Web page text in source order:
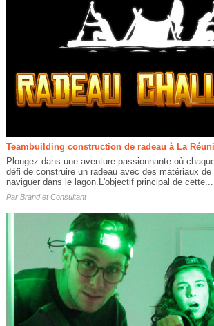
Teambuilding construction de radeau à La
Plongez dans une aventure passionnante où
défi de construire un radeau avec des matériaux
naviguer dans le lagon.L'objectif principal de cette...
Par Brand et Consultant